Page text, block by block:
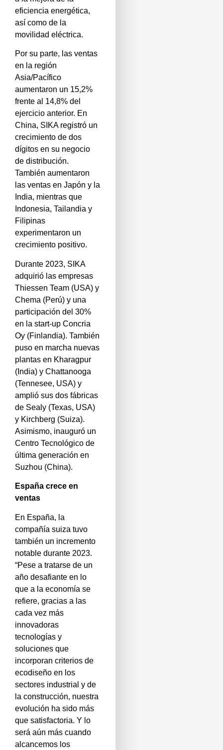
eficiencia energética,
así como de la
movilidad eléctrica.
Por su parte, las ventas
en la región
Asia/Pacífico
aumentaron un 15,2%
frente al 14,8% del
ejercicio anterior. En
China, SIKA registró un
crecimiento de dos
dígitos en su negocio
de distribución.
También aumentaron
las ventas en Japón y la
India, mientras que
Indonesia, Tailandia y
Filipinas
experimentaron un
crecimiento positivo.
Durante 2023, SIKA
adquirió las empresas
Thiessen Team (USA) y
Chema (Perú) y una
participación del 30%
en la start-up Concria
Oy (Finlandia). También
puso en marcha nuevas
plantas en Kharagpur
(India) y Chattanooga
(Tennesee, USA) y
amplió sus dos fábricas
de Sealy (Texas, USA)
y Kirchberg (Suiza).
Asimismo, inauguró un
Centro Tecnológico de
última generación en
Suzhou (China).
España crece en
ventas
En España, la
compañía suiza tuvo
también un incremento
notable durante 2023.
“Pese a tratarse de un
año desafiante en lo
que a la economía se
refiere, gracias a las
cada vez más
innovadoras
tecnologías y
soluciones que
incorporan criterios de
ecodiseño en los
sectores industrial y de
la construcción, nuestra
evolución ha sido más
que satisfactoria. Y lo
será aún más cuando
alcancemos los